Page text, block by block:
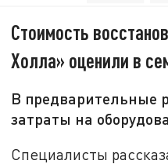
Стоимость
Холла» оценили в
В предварительные
затраты на
Специалисты